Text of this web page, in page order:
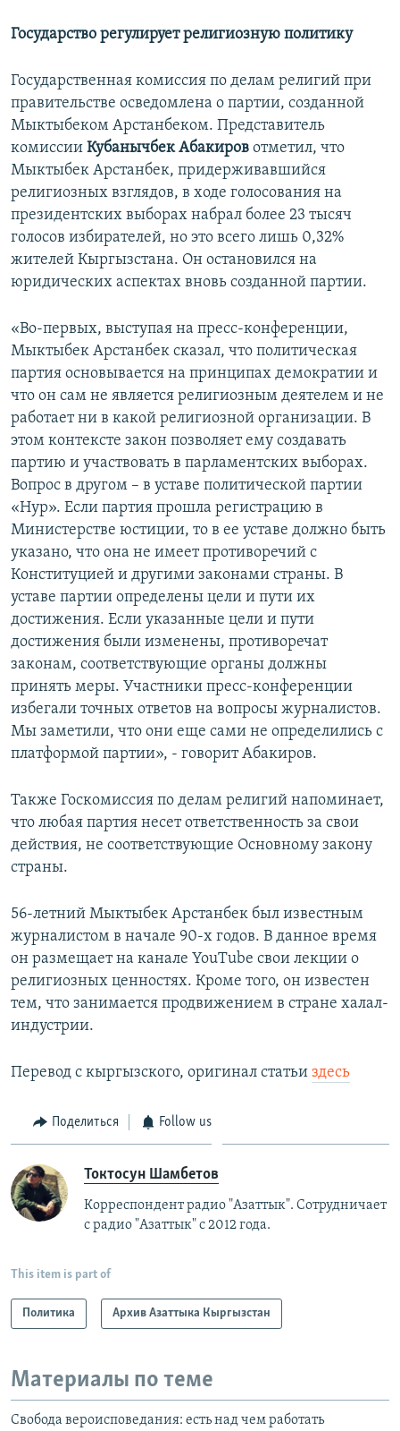
Государство регулирует религиозную политику
Государственная комиссия по делам религий при
правительстве осведомлена о партии, созданной
Мыктыбеком Арстанбеком. Представитель
комиссии Кубанычбек Абакиров отметил, что
Мыктыбек Арстанбек, придерживавшийся
религиозных взглядов, в ходе голосования на
президентских выборах набрал более 23 тысяч
голосов избирателей, но это всего лишь 0,32%
жителей Кыргызстана. Он остановился на
юридических аспектах вновь созданной партии.
«Во-первых, выступая на пресс-конференции,
Мыктыбек Арстанбек сказал, что политическая
партия основывается на принципах демократии и
что он сам не является религиозным деятелем и не
работает ни в какой религиозной организации. В
этом контексте закон позволяет ему создавать
партию и участвовать в парламентских выборах.
Вопрос в другом – в уставе политической партии
«Нур». Если партия прошла регистрацию в
Министерстве юстиции, то в ее уставе должно быть
указано, что она не имеет противоречий с
Конституцией и другими законами страны. В
уставе партии определены цели и пути их
достижения. Если указанные цели и пути
достижения были изменены, противоречат
законам, соответствующие органы должны
принять меры. Участники пресс-конференции
избегали точных ответов на вопросы журналистов.
Мы заметили, что они еще сами не определились с
платформой партии», - говорит Абакиров.
Также Госкомиссия по делам религий напоминает,
что любая партия несет ответственность за свои
действия, не соответствующие Основному закону
страны.
56-летний Мыктыбек Арстанбек был известным
журналистом в начале 90-х годов. В данное время
он размещает на канале YouTube свои лекции о
религиозных ценностях. Кроме того, он известен
тем, что занимается продвижением в стране халал-
индустрии.
Перевод с кыргызского, оригинал статьи здесь
Поделиться Follow us
Токтосун Шамбетов
Корреспондент радио "Азаттык". Сотрудничает
с радио "Азаттык" с 2012 года.
This item is part of
Политика Архив Азаттыка Кыргызстан
Материалы по теме
Свобода вероисповедания: есть над чем работать